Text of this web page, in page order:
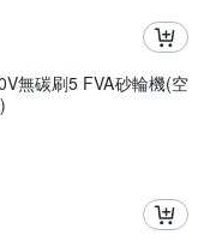
無碳刷5 FVA砂輪機(空